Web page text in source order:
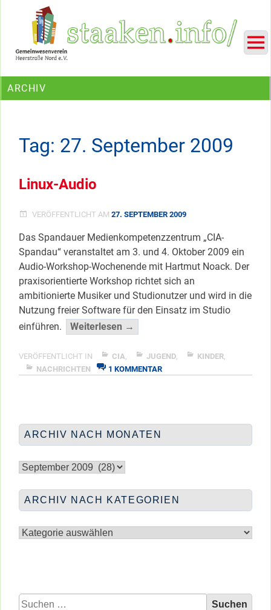
Ein Projekt des Gemeinwesenvereins Heerstraße Nord
ARCHIV
Tag: 27. September 2009
Linux-Audio
VERÖFFENTLICHT AM 27. SEPTEMBER 2009
Das Spandauer Medienkompetenzzentrum „CIA-
Spandau“ veranstaltet am 3. und 4. Oktober 2009 ein
Audio-Workshop-Wochenende mit Hartmut Noack. Der
praxisorientierte Workshop richtet sich an
ambitionierte Musiker und Studionutzer und wird in die
Nutzung freier Software für den Einsatz im Studio
einführen.
Weiterlesen →
</span
VERÖFFENTLICHT IN CIA, JUGEND, KINDER,
NACHRICHTEN
1 KOMMENTARZU
ARCHIV NACH MONATEN
nach
ARCHIV NACH KATEGORIEN
nach
Suchen